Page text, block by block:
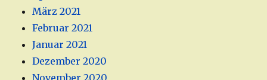
März 2021
Februar 2021
Januar 2021
Dezember 2020